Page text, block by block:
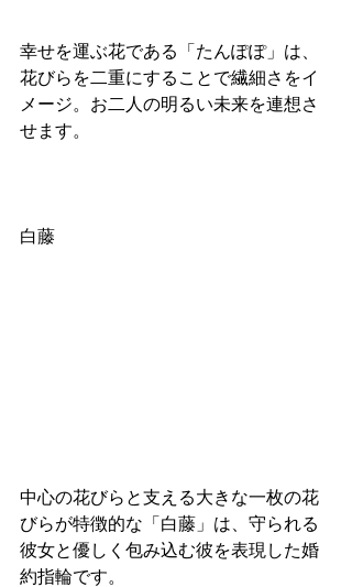
幸せを運ぶ花である「たんぽぽ」は、
花びらを二重にすることで繊細さをイ
メージ。お二人の明るい未来を連想さ
せます。
白藤
中心の花びらと支える大きな一枚の花
びらが特徴的な「白藤」は、守られる
彼女と優しく包み込む彼を表現した婚
約指輪です。